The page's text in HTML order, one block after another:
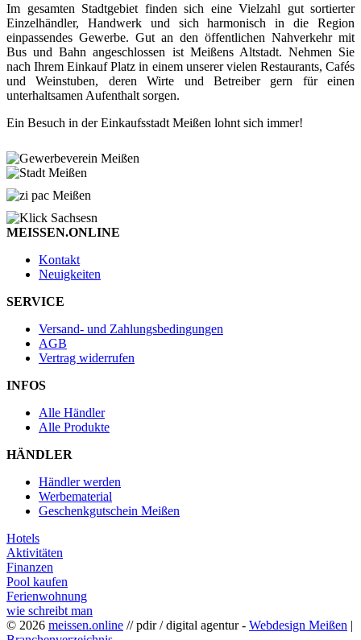
Im gesamten Stadtgebiet finden sich eine Vielzahl gut sortierter
Einzelhändler, Handwerk und sich harmonisch in die Region
einpassendes Gewerbe. Gut an den öffentlichen Nahverkehr mit
Bus und Bahn angeschlossen ist Meißens Altstadt. Nehmen Sie
nach Ihrem Einkauf Platz in einem unserer vielen Restaurants, Cafés
und Weinstuben, deren Wirte und Betreiber gern für einen
unterhaltsamen Aufenthalt sorgen.
Ein Besuch in der Einkaufsstadt Meißen lohnt sich immer!
MEISSEN.ONLINE
Kontakt
Neuigkeiten
SERVICE
Versand- und Zahlungsbedingungen
AGB
Vertrag widerrufen
INFOS
Alle Händler
Alle Produkte
HÄNDLER
Händler werden
Werbematerial
Geschenkgutschein Meißen
Hotels
Aktivitäten
Finanzen
Pool kaufen
Ferienwohnung
wie schreibt man
© 2026 meissen.online // pdir / digital agentur - Webdesign Meißen |